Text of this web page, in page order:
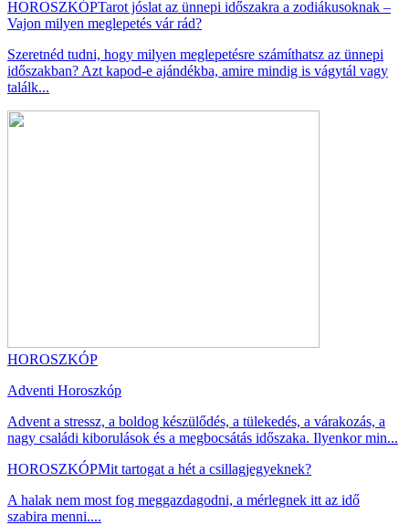
HOROSZKÓPTarot jóslat az ünnepi időszakra a zodiákusoknak –
Vajon milyen meglepetés vár rád?
Szeretnéd tudni, hogy milyen meglepetésre számíthatsz az ünnepi
időszakban? Azt kapod-e ajándékba, amire mindig is vágytál vagy
találk...
HOROSZKÓP
Adventi Horoszkóp
Advent a stressz, a boldog készülődés, a tülekedés, a várakozás, a
nagy családi kiborulások és a megbocsátás időszaka. Ilyenkor min...
HOROSZKÓPMit tartogat a hét a csillagjegyeknek?
A halak nem most fog meggazdagodni, a mérlegnek itt az idő
szabira menni....